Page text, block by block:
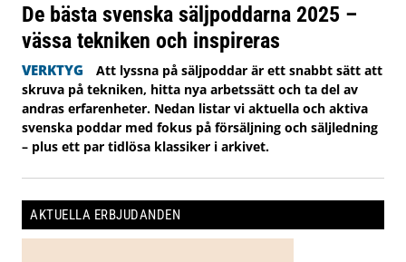
De bästa svenska säljpoddarna 2025 –
vässa tekniken och inspireras
VERKTYG
Att lyssna på säljpoddar är ett snabbt sätt att
skruva på tekniken, hitta nya arbetssätt och ta del av
andras erfarenheter. Nedan listar vi aktuella och aktiva
svenska poddar med fokus på försäljning och säljledning
– plus ett par tidlösa klassiker i arkivet.
AKTUELLA ERBJUDANDEN